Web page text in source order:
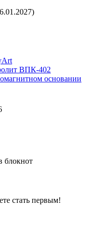
ВПК-402
основании
блокнот
стать первым!